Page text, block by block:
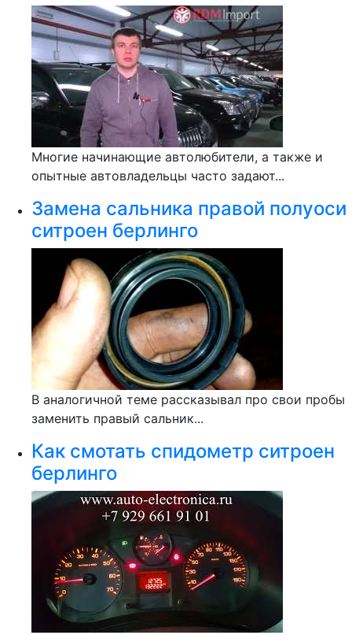
Многие начинающие автолюбители, а также и
опытные автовладельцы часто задают...
Замена сальника правой полуоси
ситроен берлинго
В аналогичной теме рассказывал про свои пробы
заменить правый сальник...
Как смотать спидометр ситроен
берлинго